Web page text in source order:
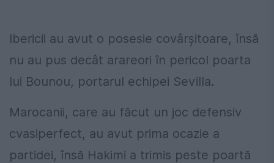
Ibericii au avut o posesie covârşitoare, însă
nu au pus decât arareori în pericol poarta
lui Bounou, portarul echipei Sevilla.
Marocanii, care au făcut un joc defensiv
cvasiperfect, au avut prima ocazie a
partidei, însă Hakimi a trimis peste poartă